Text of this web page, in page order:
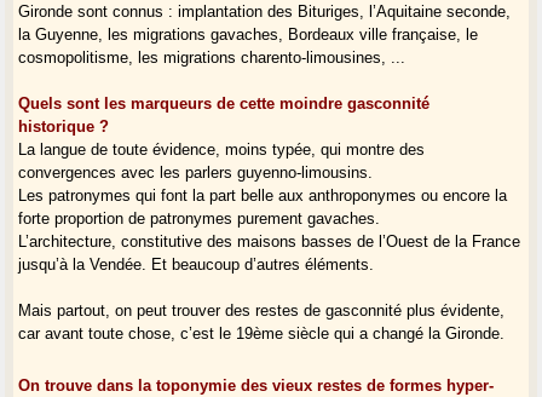
Gironde sont connus : implantation des Bituriges, l’Aquitaine seconde,
la Guyenne, les migrations gavaches, Bordeaux ville française, le
cosmopolitisme, les migrations charento-limousines, ...
Quels sont les marqueurs de cette moindre gasconnité
historique ?
La langue de toute évidence, moins typée, qui montre des
convergences avec les parlers guyenno-limousins.
Les patronymes qui font la part belle aux anthroponymes ou encore la
forte proportion de patronymes purement gavaches.
L’architecture, constitutive des maisons basses de l’Ouest de la France
jusqu’à la Vendée. Et beaucoup d’autres éléments.
Mais partout, on peut trouver des restes de gasconnité plus évidente,
car avant toute chose, c’est le 19ème siècle qui a changé la Gironde.
On trouve dans la toponymie des vieux restes de formes hyper-